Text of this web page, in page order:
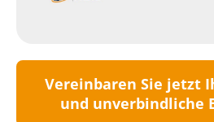
Vereinbaren Sie jetzt
und unverbindliche